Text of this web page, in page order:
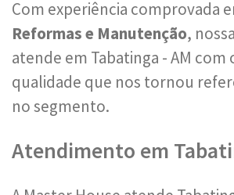
Com experiência comprovada
Reformas e Manutenção,
atende em Tabatinga - AM com
qualidade que nos tornou
no segmento.
Atendimento em